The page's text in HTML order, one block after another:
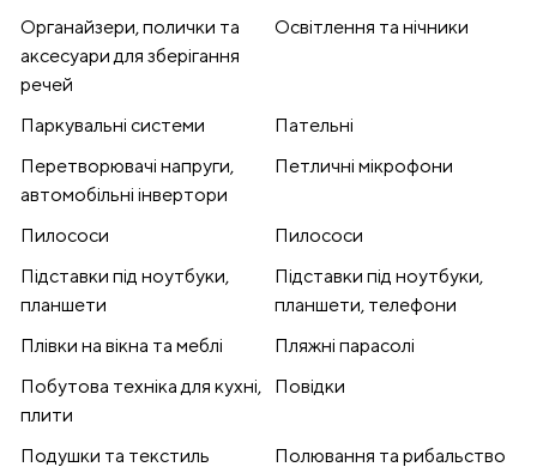
Органайзери, полички та
аксесуари для зберігання
речей
Освітлення та нічники
Паркувальні системи
Пательні
Перетворювачі напруги,
автомобільні інвертори
Петличні мікрофони
Пилососи
Пилососи
Підставки під ноутбуки,
планшети
Підставки під ноутбуки,
планшети, телефони
Плівки на вікна та меблі
Пляжні парасолі
Побутова техніка для кухні,
плити
Повідки
Подушки та текстиль
Полювання та рибальство